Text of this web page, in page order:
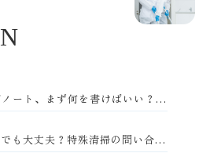
N
エンディングノート、まず何を書けばいい？初心者向け完全ガイド
見積もりだけでも大丈夫？特殊清掃の問い合わせの流れと注意点